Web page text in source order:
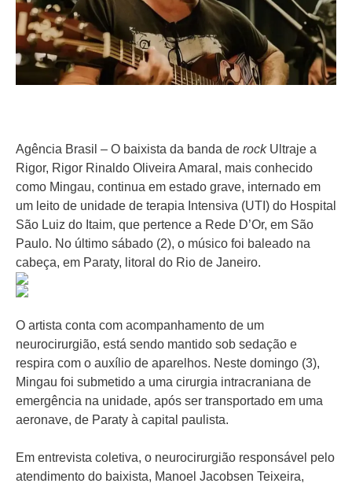
Agência Brasil – O baixista da banda de rock Ultraje a
Rigor, Rigor Rinaldo Oliveira Amaral, mais conhecido
como Mingau, continua em estado grave, internado em
um leito de unidade de terapia Intensiva (UTI) do Hospital
São Luiz do Itaim, que pertence a Rede D’Or, em São
Paulo. No último sábado (2), o músico foi baleado na
cabeça, em Paraty, litoral do Rio de Janeiro.
O artista conta com acompanhamento de um
neurocirurgião, está sendo mantido sob sedação e
respira com o auxílio de aparelhos. Neste domingo (3),
Mingau foi submetido a uma cirurgia intracraniana de
emergência na unidade, após ser transportado em uma
aeronave, de Paraty à capital paulista.
Em entrevista coletiva, o neurocirurgião responsável pelo
atendimento do baixista, Manoel Jacobsen Teixeira,